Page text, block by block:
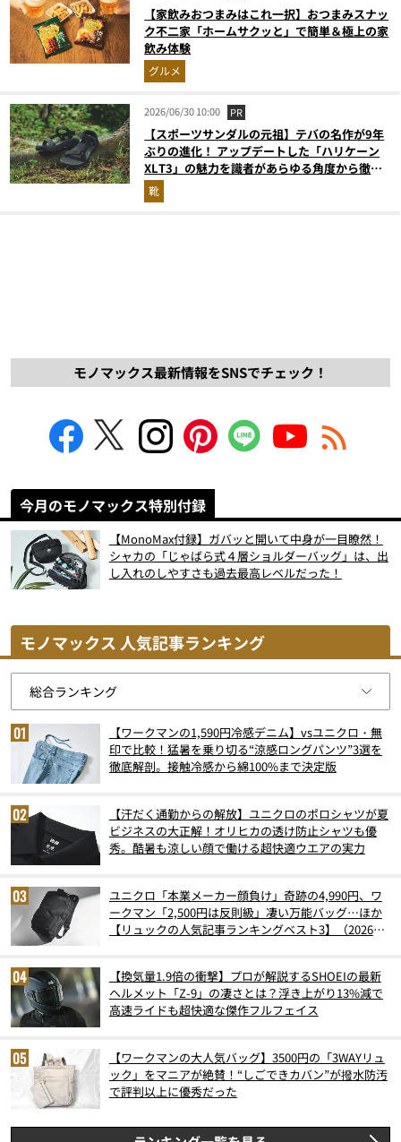
【家飲みおつまみはこれ一択】おつまみスナッ
ク不二家「ホームサクッと」で簡単＆極上の家
飲み体験
グルメ
2026/06/30 10:00 PR
【スポーツサンダルの元祖】テバの名作が9年
ぶりの進化！ アップデートした「ハリケーン
XLT3」の魅力を識者があらゆる角度から徹底
解説！
靴
モノマックス最新情報をSNSでチェック！
今月のモノマックス特別付録
【MonoMax付録】ガバッと開いて中身が一目瞭然！
シャカの「じゃばら式４層ショルダーバッグ」は、出
し入れのしやすさも過去最高レベルだった！
モノマックス 人気記事ランキング
【ワークマンの1,590円冷感デニム】vsユニクロ・無
印で比較！猛暑を乗り切る“涼感ロングパンツ”3選を
徹底解剖。接触冷感から綿100%まで決定版
【汗だく通勤からの解放】ユニクロのポロシャツが夏
ビジネスの大正解！オリヒカの透け防止シャツも優
秀。酷暑も涼しい顔で働ける超快適ウエアの実力
ユニクロ「本業メーカー顔負け」奇跡の4,990円、ワ
ークマン「2,500円は反則級」凄い万能バッグ…ほか
【リュックの人気記事ランキングベスト3】（2026年
【換気量1.9倍の衝撃】プロが解説するSHOEIの最新
ヘルメット「Z-9」の凄さとは？浮き上がり13%減で
高速ライドも超快適な傑作フルフェイス
【ワークマンの大人気バッグ】3500円の「3WAYリュ
ック」をマニアが絶賛！“しごできカバン”が撥水防汚
で評判以上に優秀だった